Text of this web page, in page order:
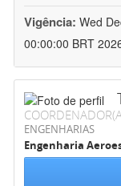
Vigência: Wed
00:00:00 BRT
ENGENHARIAS
Engenharia